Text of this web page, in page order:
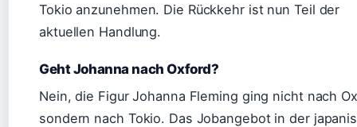
Tokio anzunehmen. Die Rückkehr ist nun Teil der
aktuellen Handlung.
Geht Johanna nach Oxford?
Nein, die Figur Johanna Fleming ging nicht nach
sondern nach Tokio. Das Jobangebot in der